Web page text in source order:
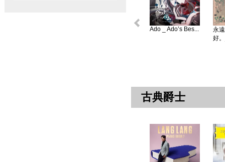
Ado _ Ado’s Bes...
永
好
古典爵士